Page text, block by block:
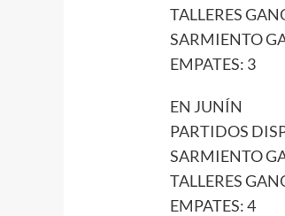
TALLERES
SARMIENTO
EMPATES: 3
EN JUNÍN
PARTIDOS
SARMIENTO
TALLERES
EMPATES: 4